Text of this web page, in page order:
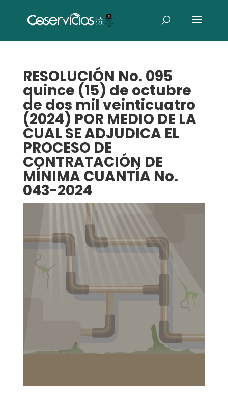
RESOLUCIÓN No. 095
quince (15) de octubre
de dos mil veinticuatro
(2024) POR MEDIO DE LA
CUAL SE ADJUDICA EL
PROCESO DE
CONTRATACIÓN DE
MÍNIMA CUANTÍA No.
043-2024